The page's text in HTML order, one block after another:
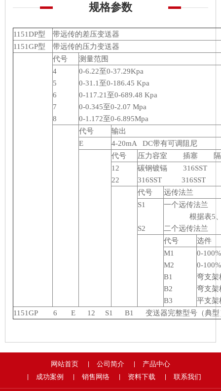
规格参数
1151DP型
带远传的差压变送器
1151GP型
带远传的压力变送器
代号
测量范围
4
5
6
7
8
0-6.22至0-37.29Kpa
0-31.1至0-186.45 Kpa
0-117.21至0-689.48 Kpa
0-0.345至0-2.07 Mpa
0-1.172至0-6.895Mpa
代号
输出
E
4-20mA DC带有可调阻尼
代号
压力容室 插塞 隔
12
22
碳钢镀镉 316SST
316SST 316SST
代号
远传法兰
S1
S2
一个远传法兰
根据表5、6
二个远传法兰
代号
选件
M1
M2
B1
B2
B3
0-
0-
弯支架
弯支架
平支架
1151GP 6 E 12 S1 B1 变送器完整型号（典型
网站首页 | 公司简介 | 产品中心
| 成功案例 | 销售网络 | 资料下载 | 联系我们